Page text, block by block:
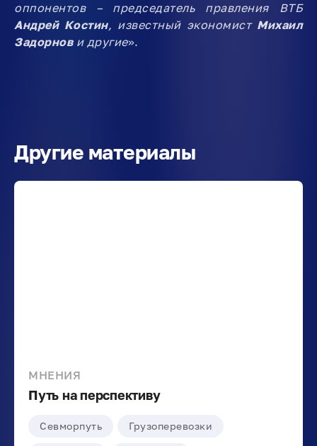
оппонентов – председатель правления ВТБ
Андрей Костин, известный экономист Михаил
Задорнови другие».
Другие материалы
МНЕНИЯ
Путь на перспективу
Севморпуть Грузоперевозки